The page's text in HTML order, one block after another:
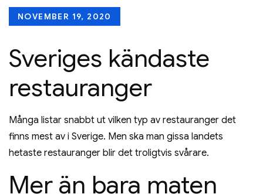
Posted
NOVEMBER 19, 2020
Sveriges kändaste
restauranger
Många listar snabbt ut vilken typ av restauranger det
finns mest av i Sverige. Men ska man gissa landets
hetaste restauranger blir det troligtvis svårare.
Mer än bara maten